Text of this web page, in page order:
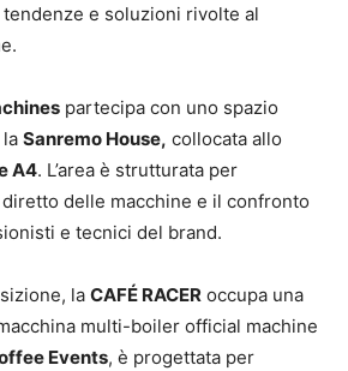
e soluzioni rivolte al
partecipa con uno spazio
Sanremo House, collocata allo
A4. L’area è strutturata per
delle macchine e il confronto
e tecnici del brand.
la CAFÉ RACER occupa una
multi-boiler official machine
Events, è progettata per